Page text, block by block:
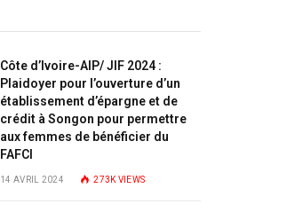
Côte d’Ivoire-AIP/ JIF 2024 :
Plaidoyer pour l’ouverture d’un
établissement d’épargne et de
crédit à Songon pour permettre
aux femmes de bénéficier du
FAFCI
14 AVRIL 2024 273K VIEWS